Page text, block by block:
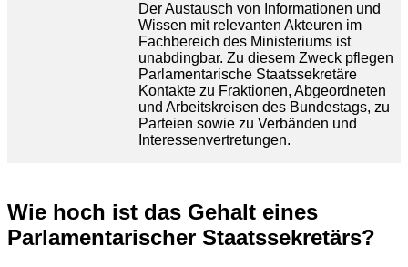
Der Austausch von Informationen und
Wissen mit relevanten Akteuren im
Fachbereich des Ministeriums ist
unabdingbar. Zu diesem Zweck pflegen
Parlamentarische Staatssekretäre
Kontakte zu Fraktionen, Abgeordneten
und Arbeitskreisen des Bundestags, zu
Parteien sowie zu Verbänden und
Interessenvertretungen.
Wie hoch ist das Gehalt eines
Parlamentarischer Staatssekretärs?